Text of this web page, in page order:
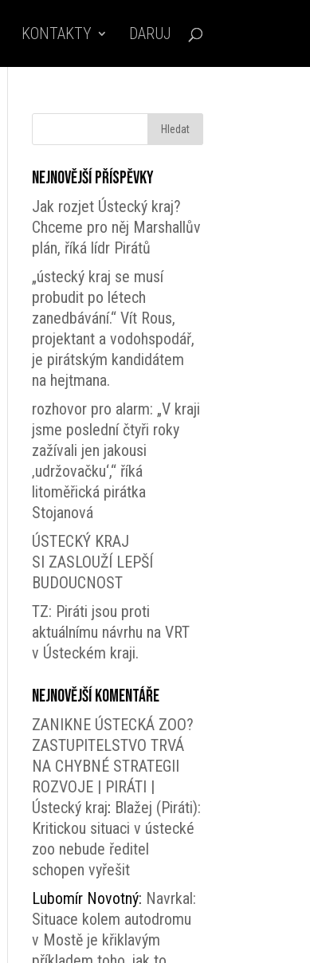
KONTAKTY DARUJ
Nejnovější příspěvky
Jak rozjet Ústecký kraj?
Chceme pro něj Marshallův
plán, říká lídr Pirátů
„ústecký kraj se musí
probudit po létech
zanedbávání.“ Vít Rous,
projektant a vodohspodář,
je pirátským kandidátem
na hejtmana.
rozhovor pro alarm: „V kraji
jsme poslední čtyři roky
zažívali jen jakousi
‚udržovačku‘,“ říká
litoměřická pirátka
Stojanová
ÚSTECKÝ KRAJ
SI ZASLOUŽÍ LEPŠÍ
BUDOUCNOST
TZ: Piráti jsou proti
aktuálnímu návrhu na VRT
v Ústeckém kraji.
Nejnovější komentáře
ZANIKNE ÚSTECKÁ ZOO?
ZASTUPITELSTVO TRVÁ
NA CHYBNÉ STRATEGII
ROZVOJE | PIRÁTI |
Ústecký kraj: Blažej (Piráti):
Kritickou situaci v ústecké
zoo nebude ředitel
schopen vyřešit
Lubomír Novotný: Navrkal:
Situace kolem autodromu
v Mostě je křiklavým